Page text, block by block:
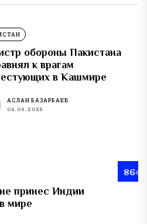
обороны Пакистана
к врагам
в Кашмире
АСЛАН БАЗАРБАЕВ
04.08.2026
864
принес Индии
мире